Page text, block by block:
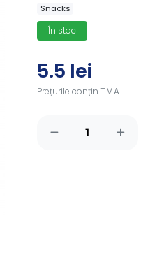
Snacks
În stoc
5.5 lei
Prețurile conțin T.V.A